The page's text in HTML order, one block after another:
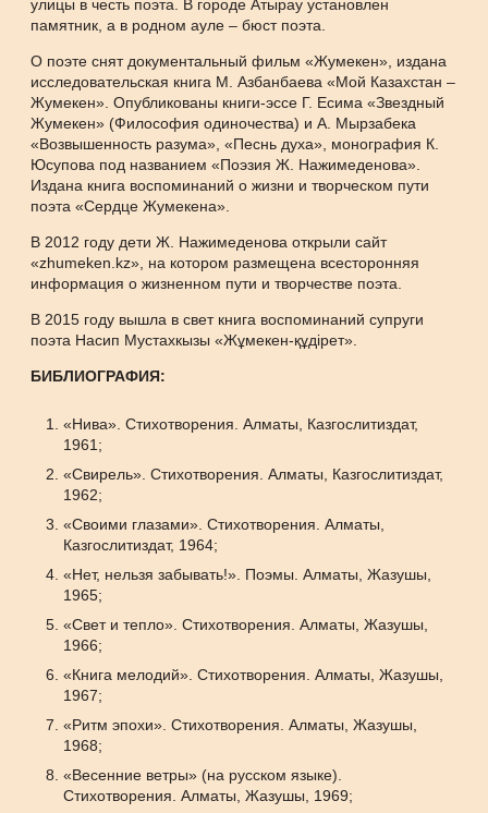
улицы в честь поэта. В городе Атырау установлен
памятник, а в родном ауле – бюст поэта.
О поэте снят документальный фильм «Жумекен», издана
исследовательская книга М. Азбанбаева «Мой Казахстан –
Жумекен». Опубликованы книги-эссе Г. Есима «Звездный
Жумекен» (Философия одиночества) и А. Мырзабека
«Возвышенность разума», «Песнь духа», монография К.
Юсупова под названием «Поэзия Ж. Нажимеденова».
Издана книга воспоминаний о жизни и творческом пути
поэта «Сердце Жумекена».
В 2012 году дети Ж. Нажимеденова открыли сайт
«zhumeken.kz», на котором размещена всесторонняя
информация о жизненном пути и творчестве поэта.
В 2015 году вышла в свет книга воспоминаний супруги
поэта Насип Мустахкызы «Жұмекен-құдірет».
БИБЛИОГРАФИЯ:
«Нива». Стихотворения. Алматы, Казгослитиздат,
1961;
«Свирель». Стихотворения. Алматы, Казгослитиздат,
1962;
«Своими глазами». Стихотворения. Алматы,
Казгослитиздат, 1964;
«Нет, нельзя забывать!». Поэмы. Алматы, Жазушы,
1965;
«Свет и тепло». Стихотворения. Алматы, Жазушы,
1966;
«Книга мелодий». Стихотворения. Алматы, Жазушы,
1967;
«Ритм эпохи». Стихотворения. Алматы, Жазушы,
1968;
«Весенние ветры» (на русском языке).
Стихотворения. Алматы, Жазушы, 1969;